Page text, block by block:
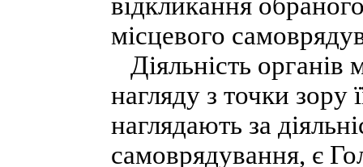
місцевого
Діяльність органів
нагляду з точки зору
наглядають за
самоврядування, є